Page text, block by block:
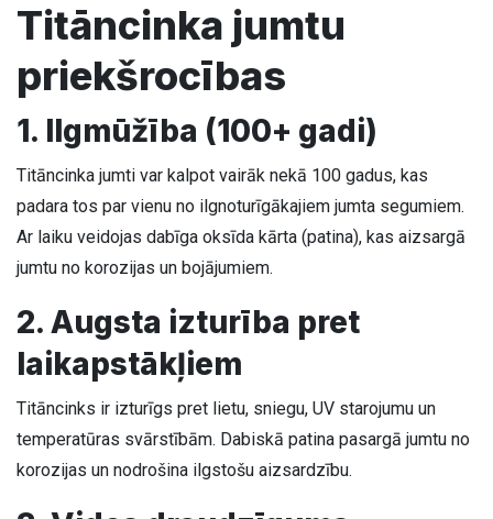
Titāncinka jumtu
priekšrocības
1. Ilgmūžība (100+ gadi)
Titāncinka jumti var kalpot vairāk nekā 100 gadus, kas
padara tos par vienu no ilgnoturīgākajiem jumta segumiem.
Ar laiku veidojas dabīga oksīda kārta (patina), kas aizsargā
jumtu no korozijas un bojājumiem.
2. Augsta izturība pret
laikapstākļiem
Titāncinks ir izturīgs pret lietu, sniegu, UV starojumu un
temperatūras svārstībām. Dabiskā patina pasargā jumtu no
korozijas un nodrošina ilgstošu aizsardzību.